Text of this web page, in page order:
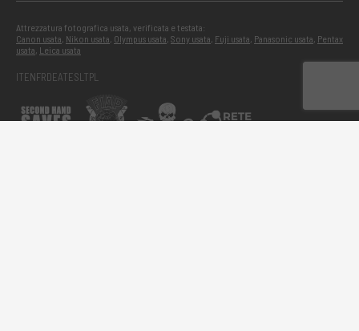
Attrezzatura fotografica usata, verificata e testata:
Canon usata Nikon usata Olympus usata Sony usata Fuji usata Panasonic usata Pentax
usata Leica usata
ITENFRDEATESLTPL